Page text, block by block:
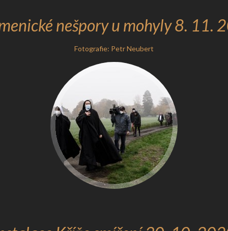
nešpory u mohyly 8. 11.
Fotografie: Petr Neubert